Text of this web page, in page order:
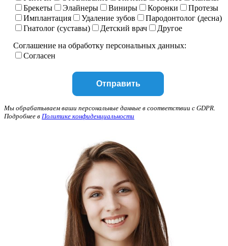
Брекеты
Элайнеры Виниры Коронки
Протезы
Имплантация
Удаление зубов
Пародонтолог (десна)
Гнатолог (суставы)
Детский врач
Другое
Соглашение на обработку персональных данных:
Согласен
Мы обрабатываем ваши персональные данные в соответствии с GDPR.
Подробнее в Политике конфиденциальности